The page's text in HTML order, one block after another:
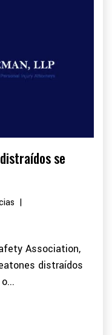
se
|
Association,
distraídos